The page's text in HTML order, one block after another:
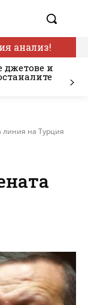
анализ!
джетове и
линия на Турция